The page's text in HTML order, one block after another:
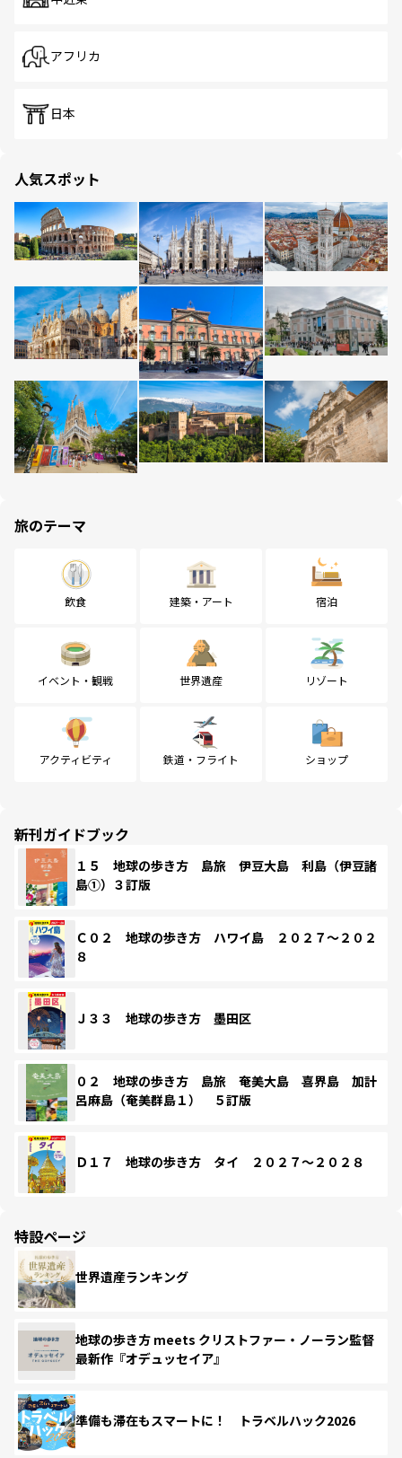
アフリカ
日本
人気スポット
旅のテーマ
飲食 建築・アート 宿泊
イベント・観戦 世界遺産 リゾート
アクティビティ 鉄道・フライト ショップ
新刊ガイドブック
１５ 地球の歩き方 島旅 伊豆大島 利島（伊豆諸
島①）３訂版
Ｃ０２ 地球の歩き方 ハワイ島 ２０２７～２０２
８
Ｊ３３ 地球の歩き方 墨田区
０２ 地球の歩き方 島旅 奄美大島 喜界島 加計
呂麻島（奄美群島１） ５訂版
Ｄ１７ 地球の歩き方 タイ ２０２７～２０２８
特設ページ
世界遺産ランキング
地球の歩き方 meets クリストファー・ノーラン監督
最新作『オデュッセイア』
準備も滞在もスマートに！ トラベルハック2026